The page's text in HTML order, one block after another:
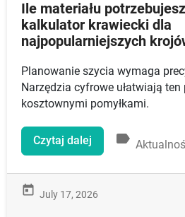
Ile materiału
kalkulator krawiecki dla
najpopularniejszych
Planowanie szycia wymaga
Narzędzia cyfrowe ułatwiają
kosztownymi pomyłkami.
Czytaj dalej label
today July 17, 2026